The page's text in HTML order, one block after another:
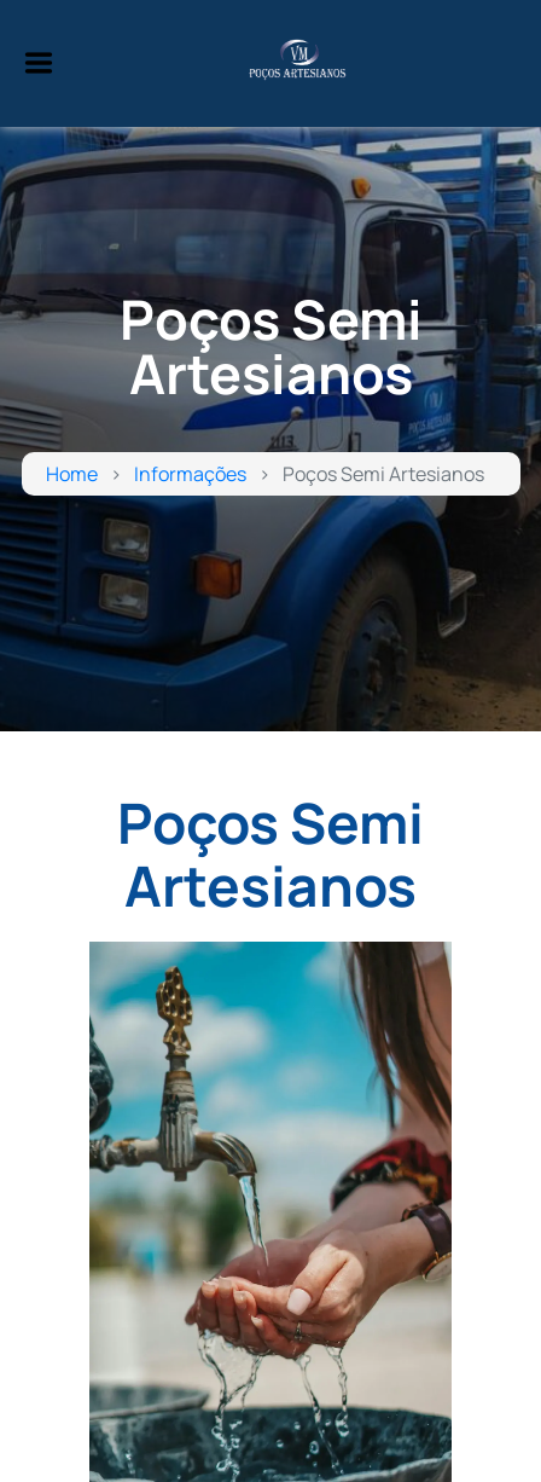
Poços Semi
Artesianos
Home Informações Poços Semi Artesianos
Poços Semi
Artesianos